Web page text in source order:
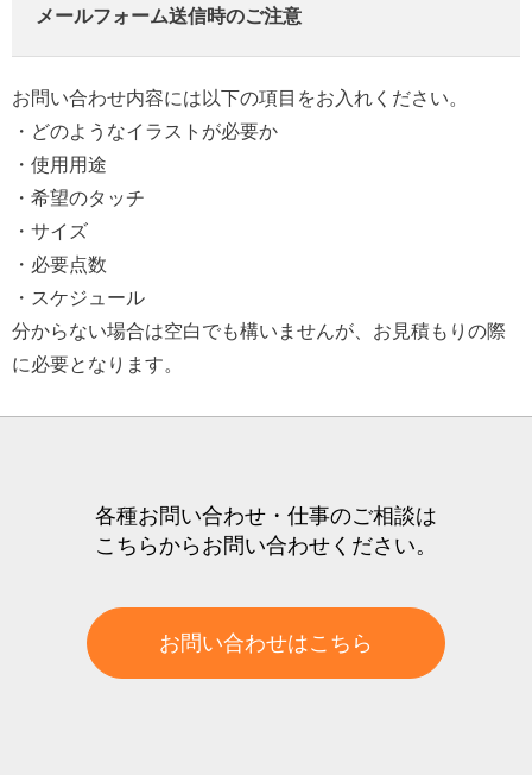
メールフォーム送信時のご注意
お問い合わせ内容には以下の項目をお入れください。
・どのようなイラストが必要か
・使用用途
・希望のタッチ
・サイズ
・必要点数
・スケジュール
分からない場合は空白でも構いませんが、お見積もりの際
に必要となります。
各種お問い合わせ・仕事のご相談は
こちらからお問い合わせください。
お問い合わせはこちら